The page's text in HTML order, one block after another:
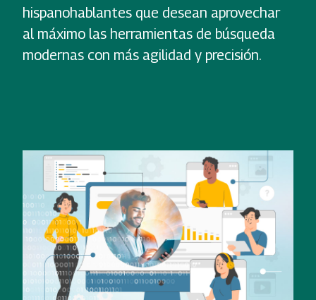
hispanohablantes que desean aprovechar
al máximo las herramientas de búsqueda
modernas con más agilidad y precisión.